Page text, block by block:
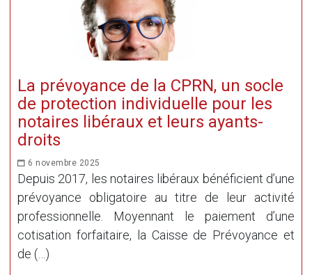
La prévoyance de la CPRN, un socle
de protection individuelle pour les
notaires libéraux et leurs ayants-
droits
6 novembre 2025
Depuis 2017, les notaires libéraux bénéficient d’une
prévoyance obligatoire au titre de leur activité
professionnelle. Moyennant le paiement d’une
cotisation forfaitaire, la Caisse de Prévoyance et
de (…)